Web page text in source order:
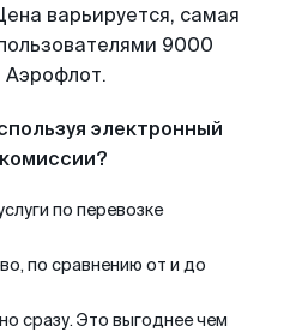
варьируется, самая
9000
Аэрофлот.
электронный
по перевозке
по сравнению от и до
сразу. Это выгоднее чем